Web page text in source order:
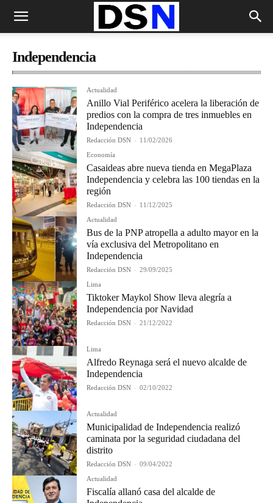
Independencia
Actualidad
Anillo Vial Periférico acelera la liberación de
predios con la compra de tres inmuebles en
Independencia
Redacción DSN - 11/02/2026
Economía
Casaideas abre nueva tienda en MegaPlaza
Independencia y celebra las 100 tiendas en la
región
Redacción DSN - 11/12/2025
Actualidad
Bus de la PNP atropella a adulto mayor en la
vía exclusiva del Metropolitano en
Independencia
Redacción DSN - 29/09/2025
Lima
Tiktoker Maykol Show lleva alegría a
Independencia por Navidad
Redacción DSN - 21/12/2022
Lima
Alfredo Reynaga será el nuevo alcalde de
Independencia
Redacción DSN - 02/10/2022
Actualidad
Municipalidad de Independencia realizó
caminata por la seguridad ciudadana del
distrito
Redacción DSN - 09/04/2022
Actualidad
Fiscalía allanó casa del alcalde de